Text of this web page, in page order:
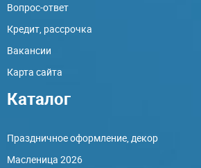
Вопрос-ответ
Кредит, рассрочка
Вакансии
Карта сайта
Каталог
Праздничное оформление, декор
Масленица 2026